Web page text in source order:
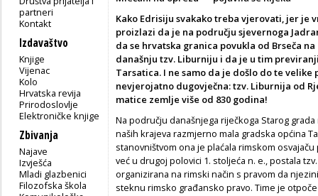
partneri
Kontakt
Izdavaštvo
Knjige
Vijenac
Kolo
Hrvatska revija
Prirodoslovlje
Elektroničke knjige
Zbivanja
Najave
Izvješća
Mladi glazbenici
Filozofska škola
Kako Edrisiju svakako treba vjerovati, jer je
proizlazi da je na području sjevernoga
da se hrvatska granica povukla od Brseča
današnju tzv. Liburniju i da je u tim
Tarsatica. I ne samo da je došlo do te
nevjerojatno dugovječna: tzv. Liburnija od
matice zemlje više od 830 godina!
Na području današnjega riječkoga Starog
naših krajeva razmjerno mala gradska općina
stanovništvom ona je plaćala rimskom
već u drugoj polovici 1. stoljeća n. e., postala
organizirana na rimski način s pravom da
steknu rimsko građansko pravo. Time je